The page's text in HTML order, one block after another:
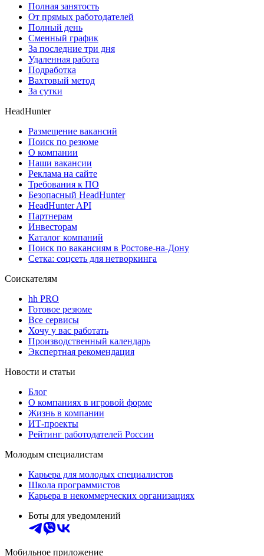
Полная занятость
От прямых работодателей
Полный день
Сменный график
За последние три дня
Удаленная работа
Подработка
Вахтовый метод
За сутки
HeadHunter
Размещение вакансий
Поиск по резюме
О компании
Наши вакансии
Реклама на сайте
Требования к ПО
Безопасный HeadHunter
HeadHunter API
Партнерам
Инвесторам
Каталог компаний
Поиск по вакансиям в Ростове-на-Дону
Сетка: соцсеть для нетворкинга
Соискателям
hh PRO
Готовое резюме
Все сервисы
Хочу у вас работать
Производственный календарь
Экспертная рекомендация
Новости и статьи
Блог
О компаниях в игровой форме
Жизнь в компании
ИТ-проекты
Рейтинг работодателей России
Молодым специалистам
Карьера для молодых специалистов
Школа программистов
Карьера в некоммерческих организациях
Боты для уведомлений
Мобильное приложение